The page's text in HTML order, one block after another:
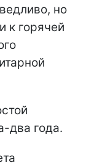
но
к горячей
два года.